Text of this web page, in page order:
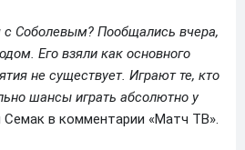
с Соболевым? Пообщались вчера,
Его взяли как основного
не существует. Играют те, кто
шансы играть абсолютно у
Семак в комментарии «Матч ТВ».